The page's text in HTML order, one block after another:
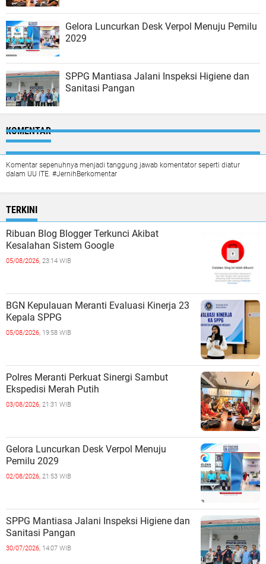
Gelora Luncurkan Desk Verpol Menuju Pemilu
2029
SPPG Mantiasa Jalani Inspeksi Higiene dan
Sanitasi Pangan
KOMENTAR
Komentar sepenuhnya menjadi tanggung jawab komentator seperti diatur
dalam UU ITE. #JernihBerkomentar
TERKINI
Ribuan Blog Blogger Terkunci Akibat
Kesalahan Sistem Google
05/08/2026, 23:14 WIB
BGN Kepulauan Meranti Evaluasi Kinerja 23
Kepala SPPG
05/08/2026, 19:58 WIB
Polres Meranti Perkuat Sinergi Sambut
Ekspedisi Merah Putih
03/08/2026, 21:31 WIB
Gelora Luncurkan Desk Verpol Menuju
Pemilu 2029
02/08/2026, 21:53 WIB
SPPG Mantiasa Jalani Inspeksi Higiene dan
Sanitasi Pangan
30/07/2026, 14:07 WIB